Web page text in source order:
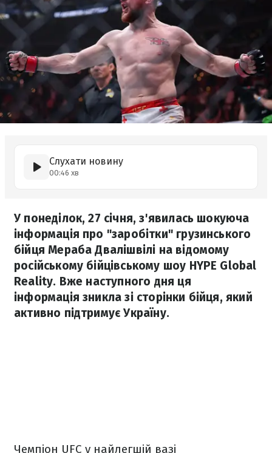
Слухати новину
00:46 хв
У понеділок, 27 січня, з'явилась шокуюча
інформація про "заробітки" грузинського
бійця Мераба Двалішвілі на відомому
російському бійцівському шоу HYPE Global
Reality. Вже наступного дня ця
інформація зникла зі сторінки бійця, який
активно підтримує Україну.
Чемпіон UFC у найлегшій вазі